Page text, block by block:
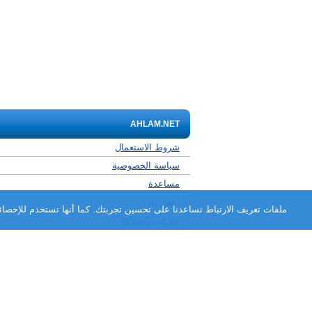
AHLAM.NET
شروط الاستعمال
سياسة الخصوصية
مساعدة
ملفات تعريف الارتباط تساعدنا على تحسين تجربتك. كما أنها تستخدم